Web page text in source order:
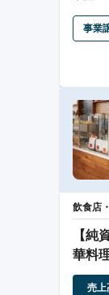
事業
飲食店
【純
華料
売上